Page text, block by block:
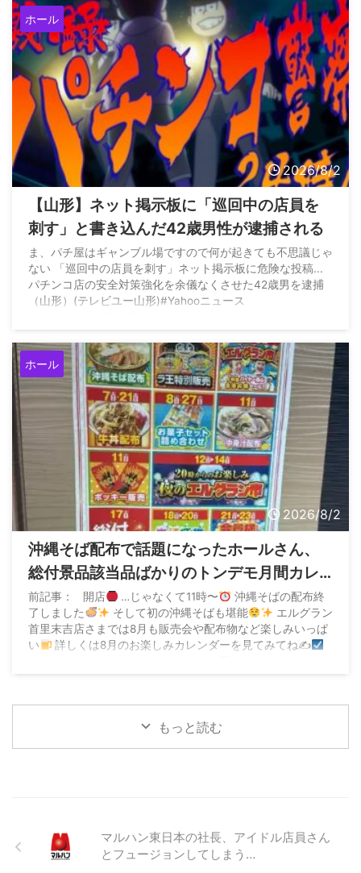
(@POKKAYOSHIDA) August 1, 2026
ホール
2026/8/2
【山形】ネット掲示板に「巡回中の店員を
刺す」と書き込んだ42歳男性が逮捕される
ま、パチ屋はギャンブル場ですので何が起きても不思議じゃ
ない 「巡回中の店員を刺す」ネット掲示板に危険な投稿...
パチンコ店の安全対策強化を余儀なくさせた42歳男を逮捕
（山形）(テレビユー山形)#Yahooニュース
ホール
2026/8/2
沖縄そば配布で話題になったホールさん、
総付景品該当品ばかりのトンデモ月間カレ
ンダーを掲示していた
前記事： 開店 …じゃなくて11時〜
沖縄そばの配布終
了しました
そして初の沖縄そばも堪能
エルグラン
首里末吉店さまでは8月も販売会や配布物など楽しみいっぱ
い
詳しくは8月のお楽しみカレンダーを見てみてね✍
もっと読む
マルハン東日本の社長、アイドル店員さん
とフュージョンしてしまう…